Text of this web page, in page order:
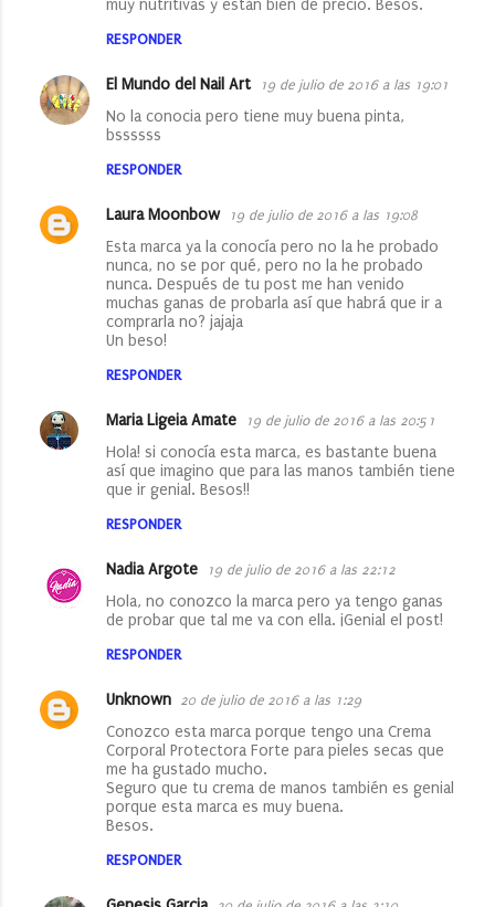
muy nutritivas y están bien de precio. Besos.
RESPONDER
El Mundo del Nail Art 19 de julio de 2016 a las 19:01
No la conocia pero tiene muy buena pinta,
bssssss
RESPONDER
Laura Moonbow 19 de julio de 2016 a las 19:08
Esta marca ya la conocía pero no la he probado
nunca, no se por qué, pero no la he probado
nunca. Después de tu post me han venido
muchas ganas de probarla así que habrá que ir a
comprarla no? jajaja
Un beso!
RESPONDER
Maria Ligeia Amate 19 de julio de 2016 a las 20:51
Hola! si conocía esta marca, es bastante buena
así que imagino que para las manos también tiene
que ir genial. Besos!!
RESPONDER
Nadia Argote 19 de julio de 2016 a las 22:12
Hola, no conozco la marca pero ya tengo ganas
de probar que tal me va con ella. ¡Genial el post!
RESPONDER
Unknown 20 de julio de 2016 a las 1:29
Conozco esta marca porque tengo una Crema
Corporal Protectora Forte para pieles secas que
me ha gustado mucho.
Seguro que tu crema de manos también es genial
porque esta marca es muy buena.
Besos.
RESPONDER